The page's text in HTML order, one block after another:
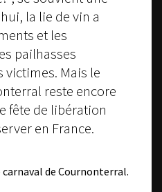
la lie de vin a
et les
pailhasses
Mais le
reste encore
fête de libération
en France.
de Cournonterral.